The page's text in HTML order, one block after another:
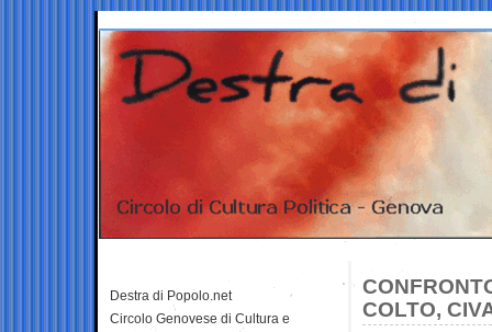
COLTO,
Destra di Popolo.net
Circolo Genovese di Cultura e